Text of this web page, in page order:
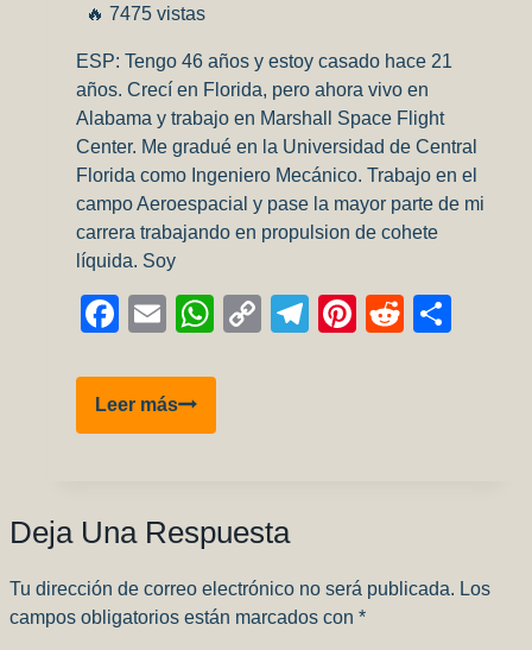
IPMS
2026
🔥 7475 vistas
ESP: Tengo 46 años y estoy casado hace 21
años. Crecí en Florida, pero ahora vivo en
Alabama y trabajo en Marshall Space Flight
Center. Me gradué en la Universidad de Central
Florida como Ingeniero Mecánico. Trabajo en el
campo Aeroespacial y pase la mayor parte de mi
carrera trabajando en propulsion de cohete
líquida. Soy
Facebook
EmailWhatsApp
CopyTelegram
Pinterest
Reddit
Leer másEntrevista
a
Deja Una Respuesta
Tu dirección de correo electrónico no será publicada. Los
campos obligatorios están marcados con *